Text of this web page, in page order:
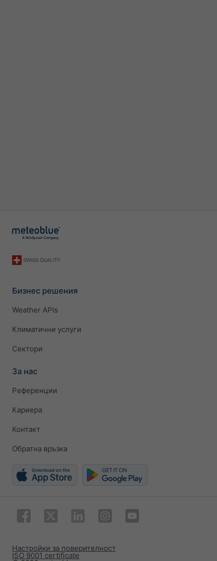
Бизнес решения
Weather APIs
Климатични услуги
Сектори
За нас
Референции
Кариера
Контакт
Обратна връзка
ISO 9001 certificate
Настройки за поверителност